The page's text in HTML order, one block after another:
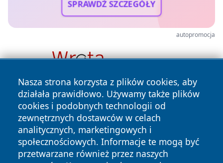
SPRAWDŹ SZCZEGÓŁY
autopromocja
Nasza strona korzysta z plików cookies, aby
działała prawidłowo. Używamy także plików
cookies i podobnych technologii od
zewnętrznych dostawców w celach
analitycznych, marketingowych i
społecznościowych. Informacje te mogą być
przetwarzane również przez naszych